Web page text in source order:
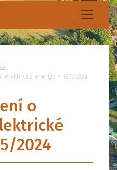
elektrické energie - 135/2024
o
2024